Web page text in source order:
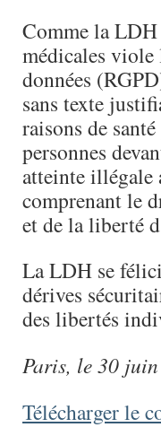
Comme la
médicales viole
données
sans texte
raisons de
personnes
atteinte illégale
comprenant le
et de la liberté
La LDH se
dérives
des libertés
Paris, le 30
Télécharger le